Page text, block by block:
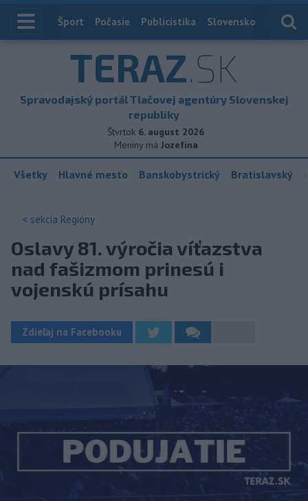
Index
Šport Počasie Publicistika Slovensko
TERAZ.SK
Spravodajský portál Tlačovej agentúry Slovenskej
republiky
Štvrtok 6. august 2026
Meniny má Jozefína
Všetky Hlavné mesto Banskobystrický Bratislavský
< sekcia Regióny
Oslavy 81. výročia víťazstva
nad fašizmom prinesú i
vojenskú prísahu
Zdieľaj na Facebooku